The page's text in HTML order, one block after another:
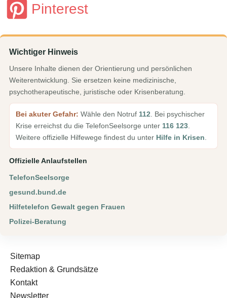
Pinterest
Wichtiger Hinweis
Unsere Inhalte dienen der Orientierung und persönlichen
Weiterentwicklung. Sie ersetzen keine medizinische,
psychotherapeutische, juristische oder Krisenberatung.
Bei akuter Gefahr: Wähle den Notruf 112 . Bei psychischer
Krise erreichst du die TelefonSeelsorge unter 116 123
Weitere offizielle Hilfewege findest du unter Hilfe in Krisen
Offizielle Anlaufstellen
TelefonSeelsorge
gesund.bund.de
Hilfetelefon Gewalt gegen Frauen
Polizei-Beratung
Sitemap
Redaktion & Grundsätze
Kontakt
Newsletter